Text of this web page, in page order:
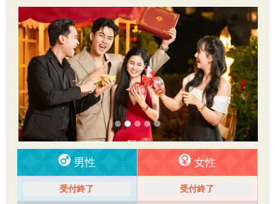
男性 女性
受付終了 受付終了